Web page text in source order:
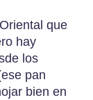
que
hay
los
pan
bien en